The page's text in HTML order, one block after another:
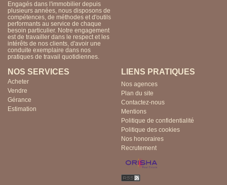
Engagés dans l'immobilier depuis
plusieurs années, nous disposons de
compétences, de méthodes et d'outils
performants au service de chaque
besoin particulier. Notre engagement
est de travailler dans le respect et les
intérêts de nos clients, d'avoir une
conduite exemplaire dans nos
pratiques de travail quotidiennes.
NOS SERVICES
Acheter
Vendre
Gérance
Estimation
LIENS PRATIQUES
Nos agences
Plan du site
Contactez-nous
Mentions
Politique de confidentialité
Politique des cookies
Nos honoraires
Recrutement